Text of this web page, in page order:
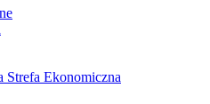
Strefa Ekonomiczna